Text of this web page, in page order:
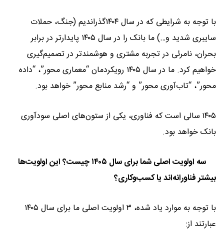
با توجه به شرایطی که در سال ۱۴۰۴گذراندیم (جنگ، حملات
سایبری شدید و…) ما بانک را در سال ۱۴۰۵ پایدارتر در برابر
بحران، نامرئی در تجربه مشتری و هوشمندتر در تصمیم‌گیری
خواهیم کرد. ما در سال ۱۴۰۵ رویکردمان “معماری محور”، “داده
محور”، “تاب‌آوری محور” و “رشد منابع محور” خواهد بود.
۱۴۰۵ سالی است که فناوری، یکی از ستون‌های اصلی سودآوری
بانک خواهد بود.
سه اولویت اصلی شما برای سال ۱۴۰۵ چیست؟ این اولویت‌ها
بیشتر فناورانه‌اند یا کسب‌وکاری؟
با توجه به موارد یاد شده، ۳ اولویت اصلی ما برای سال ۱۴۰۵
عبارتند از: